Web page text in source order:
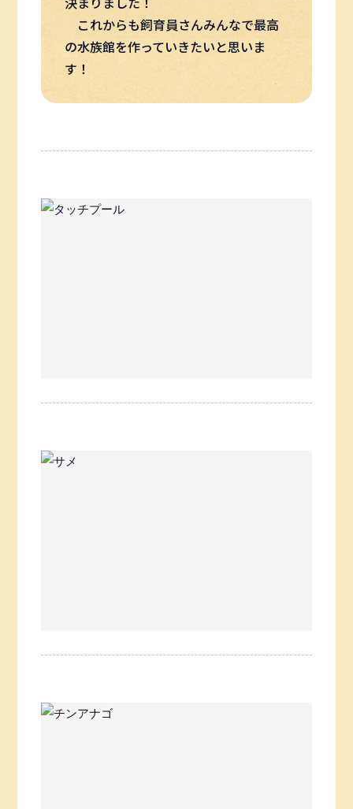
これからも飼育員さんみんなで最高
の水族館を作っていきたいと思いま
す！